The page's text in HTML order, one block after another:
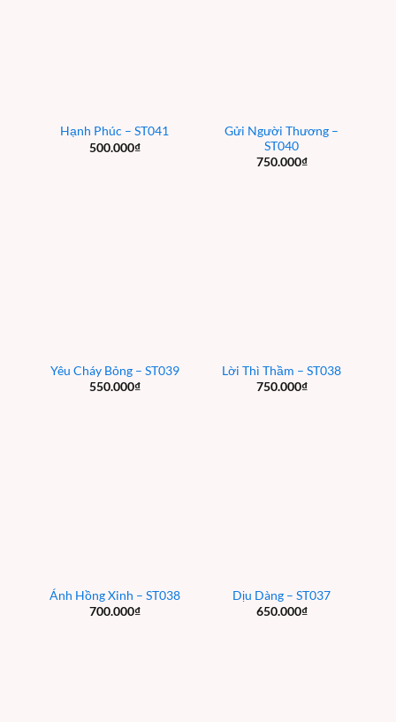
Hạnh Phúc – ST041
500.000₫
Gửi Người Thương –
ST040
750.000₫
Yêu Cháy Bỏng – ST039
550.000₫
Lời Thì Thầm – ST038
750.000₫
Ánh Hồng Xinh – ST038
700.000₫
Dịu Dàng – ST037
650.000₫